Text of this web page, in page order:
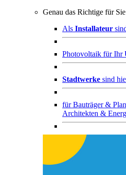
Genau das Richtige für Sie
Als Installateur
Photovoltaik für Ihr
Stadtwerke sind
fürBauträger &
Architekten &